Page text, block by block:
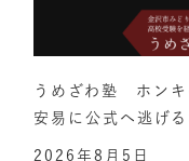
うめざわ塾 ホン
安易に公式へ逃げる
2026年8月5日